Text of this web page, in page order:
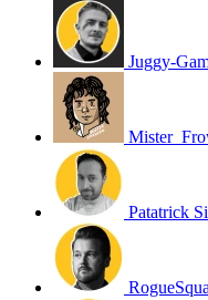
Juggy-
Patatrick